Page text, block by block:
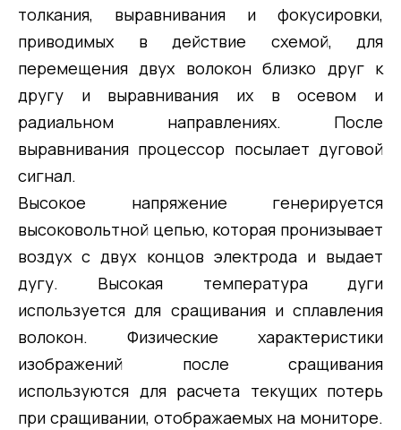
толкания, выравнивания и фокусировки,
приводимых в действие схемой, для
перемещения двух волокон близко друг к
другу и выравнивания их в осевом и
радиальном направлениях. После
выравнивания процессор посылает дуговой
сигнал.
Высокое напряжение генерируется
высоковольтной цепью, которая пронизывает
воздух с двух концов электрода и выдает
дугу. Высокая температура дуги
используется для сращивания и сплавления
волокон. Физические характеристики
изображений после сращивания
используются для расчета текущих потерь
при сращивании, отображаемых на мониторе.